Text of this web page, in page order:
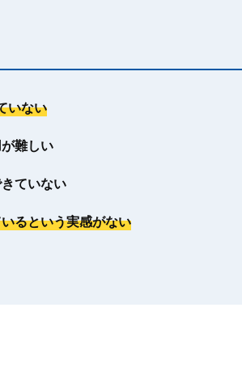
いない
難しい
ていない
るという実感がない